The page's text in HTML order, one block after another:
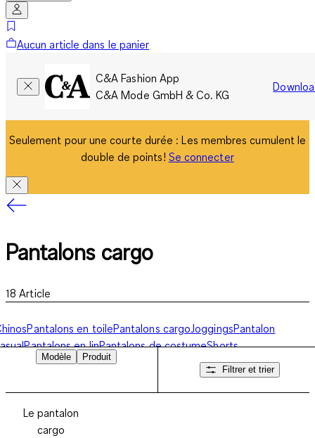
Aucun article dans le panier
C&A Fashion App
C&A Mode GmbH & Co. KG
Seulement pour une courte durée : Les membres cumulent le
double de points! Se connecter
Pantalons cargo
18 Article
Pantalons en toilePantalons cargo JoggingsPantalon
Pantalons en linPantalons de costumeShorts
Modèle
Produit
Filtrer et trier
Le pantalon
cargo